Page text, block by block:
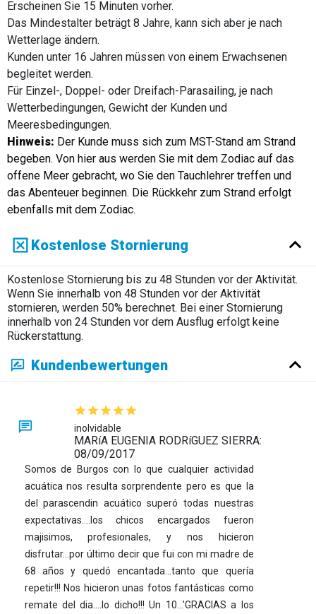
Erscheinen Sie 15 Minuten vorher.
Das Mindestalter beträgt 8 Jahre, kann sich aber je nach
Wetterlage ändern.
Kunden unter 16 Jahren müssen von einem Erwachsenen
begleitet werden.
Für Einzel-, Doppel- oder Dreifach-Parasailing, je nach
Wetterbedingungen, Gewicht der Kunden und
Meeresbedingungen.
Hinweis: Der Kunde muss sich zum MST-Stand am Strand
begeben. Von hier aus werden Sie mit dem Zodiac auf das
offene Meer gebracht, wo Sie den Tauchlehrer treffen und
das Abenteuer beginnen. Die Rückkehr zum Strand erfolgt
ebenfalls mit dem Zodiac.
Kostenlose Stornierung
Kostenlose Stornierung bis zu 48 Stunden vor der Aktivität.
Wenn Sie innerhalb von 48 Stunden vor der Aktivität
stornieren, werden 50% berechnet. Bei einer Stornierung
innerhalb von 24 Stunden vor dem Ausflug erfolgt keine
Rückerstattung.
Kundenbewertungen
inolvidable
MARíA EUGENIA RODRíGUEZ SIERRA:
08/09/2017
Somos de Burgos con lo que cualquier actividad
acuática nos resulta sorprendente pero es que la
del parascendin acuático superó todas nuestras
expectativas....los chicos encargados fueron
majisimos, profesionales, y nos hicieron
disfrutar...por último decir que fui con mi madre de
68 años y quedó encantada...tanto que quería
repetir!!! Nos hicieron unas fotos fantásticas como
remate del dia....lo dicho!!! Un 10...'GRACIAS a los